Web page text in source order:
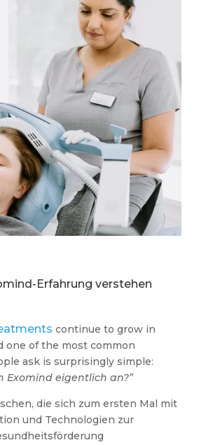
Erfahrung verstehen
continue to grow in
one of the most common
ask is surprisingly simple:
Exomind eigentlich an?”
die sich zum ersten Mal mit
und Technologien zur